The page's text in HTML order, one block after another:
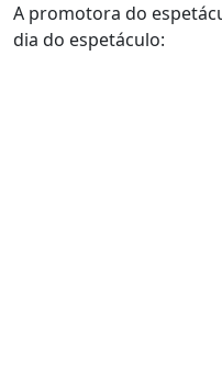
A promotora do
dia do espetáculo: